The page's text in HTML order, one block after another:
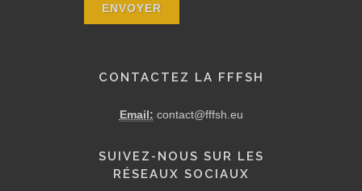
CONTACTEZ LA FFFSH
Email: contact@fffsh.eu
SUIVEZ-NOUS SUR LES
RÉSEAUX SOCIAUX